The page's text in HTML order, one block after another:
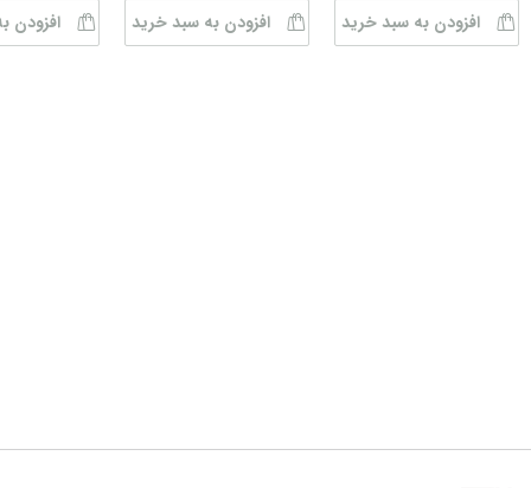
افزودن به سبد خرید افزودن به سبد خرید افزودن